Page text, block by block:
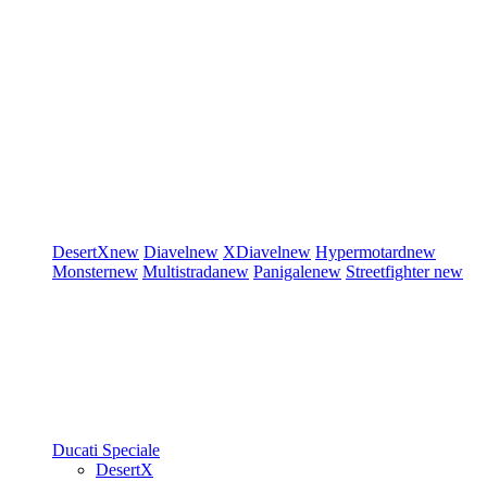
DesertXnew Diavelnew XDiavelnew Hypermotardnew
Monsternew Multistradanew Panigalenew Streetfighternew
Ducati Speciale
DesertX